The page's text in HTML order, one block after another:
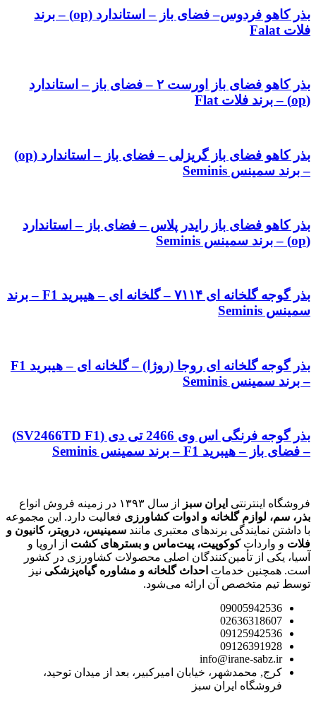
بذر کاهو فردوس– فضای باز – استاندارد (op) – برند
فلات Falat
بذر کاهو فضای باز اورست ۲ – فضای باز – استاندارد
(op) – برند فلات Flat
بذر کاهو فضای باز گریزلی – فضای باز – استاندارد (op)
– برند سمینس Seminis
بذر کاهو فضای باز رایدر پلاس – فضای باز – استاندارد
(op) – برند سمینس Seminis
بذر گوجه گلخانه ای ۷۱۱۴ – گلخانه ای – هیبرید F1 – برند
سمینس Seminis
بذر گوجه گلخانه ای روجا (روژا) – گلخانه ای – هیبرید F1
– برند سمینس Seminis
بذر گوجه فرنگی اس وی 2466 تی دی (SV2466TD F1)
– فضای باز – هیبرید F1 – برند سمینس Seminis
فروشگاه اینترنتی ایران سبز
از سال ۱۳۹۳ در زمینه فروش انواع
بذر، سم، لوازم گلخانه و ادوات کشاورزی فعالیت دارد. این مجموعه
با داشتن نمایندگی برندهای معتبری مانند سمینیس، درویتر، کانیون و
فلات و وارداتکوکوپیت، پیت‌ماس و بسترهای کشت از اروپا و
آسیا، یکی از تأمین‌کنندگان اصلی محصولات کشاورزی در کشور
است. همچنین خدمات احداث گلخانه و مشاوره گیاه‌پزشکی نیز
توسط تیم متخصص آن ارائه می‌شود.
09005942536
02636318607
09125942536
09126391928
info@irane-sabz.ir
کرج, محمدشهر، خیابان امیرکبیر، بعد از میدان توحید،
فروشگاه ایران سبز